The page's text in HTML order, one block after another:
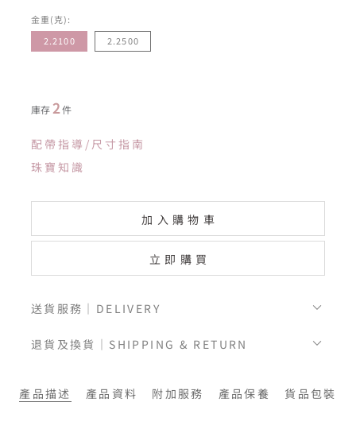
金重(克):
2.2100
2.2500
庫存2件
配帶指導/尺寸指南
珠寶知識
加入購物車
立即購買
送貨服務｜DELIVERY
退貨及換貨｜SHIPPING & RETURN
產品描述 產品資料 附加服務 產品保養 貨品包裝